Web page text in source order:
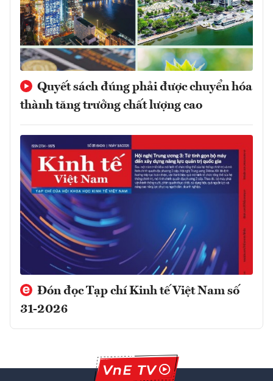
Quyết sách đúng phải được chuyển hóa
thành tăng trưởng chất lượng cao
Đón đọc Tạp chí Kinh tế Việt Nam số
31-2026